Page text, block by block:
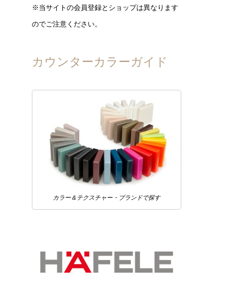
※当サイトの会員登録とショップは異なります
のでご注意ください。
カウンターカラーガイド
カラー＆テクスチャー・ブランドで探す